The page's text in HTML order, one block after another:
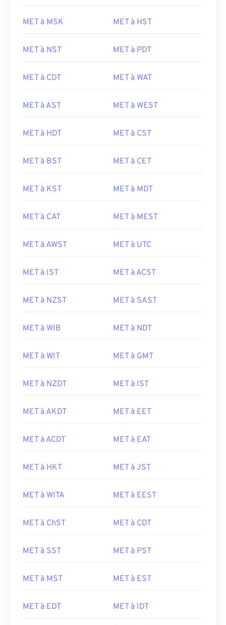
MET à MSK MET à HST
MET à NST MET à PDT
MET à CDT MET à WAT
MET à AST MET à WEST
MET à HDT MET à CST
MET à BST MET à CET
MET à KST MET à MDT
MET à CAT MET à MEST
MET à AWST MET à UTC
MET à IST MET à ACST
MET à NZST MET à SAST
MET à WIB MET à NDT
MET à WIT MET à GMT
MET à NZDT MET à IST
MET à AKDT MET à EET
MET à ACDT MET à EAT
MET à HKT MET à JST
MET à WITA MET à EEST
MET à ChST MET à CDT
MET à SST MET à PST
MET à MST MET à EST
MET à EDT MET à IDT